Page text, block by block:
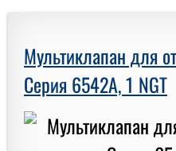
Мультиклапан для
Серия 6542A, 1 NGT